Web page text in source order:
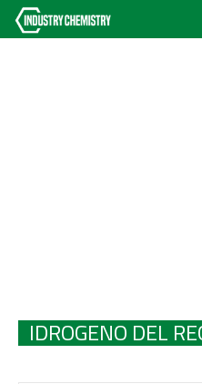
IDROGENO DEL